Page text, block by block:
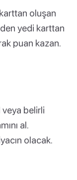
oluşan
yedi karttan
puan kazan.
belirli
al.
olacak.